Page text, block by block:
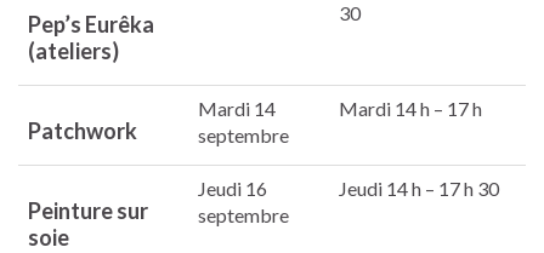
Pep’s Eurêka
(ateliers)
30
Patchwork
Mardi 14
septembre
Mardi 14 h – 17 h
Peinture sur
soie
Jeudi 16
septembre
Jeudi 14 h – 17 h 30